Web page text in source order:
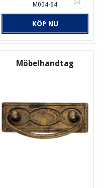
M004-64
KÖP NU
Möbelhandtag